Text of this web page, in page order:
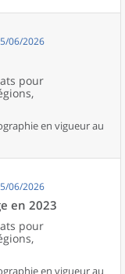
06/2026
pour
en vigueur au
06/2026
en 2023
pour
en vigueur au